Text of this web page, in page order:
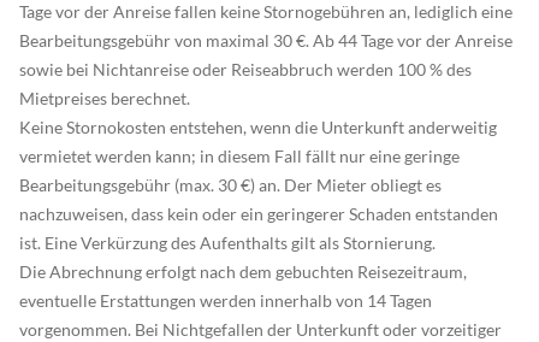
Tage vor der Anreise fallen keine Stornogebühren an, lediglich eine
Bearbeitungsgebühr von maximal 30 €. Ab 44 Tage vor der Anreise
sowie bei Nichtanreise oder Reiseabbruch werden 100 % des
Mietpreises berechnet.
Keine Stornokosten entstehen, wenn die Unterkunft anderweitig
vermietet werden kann; in diesem Fall fällt nur eine geringe
Bearbeitungsgebühr (max. 30 €) an. Der Mieter obliegt es
nachzuweisen, dass kein oder ein geringerer Schaden entstanden
ist. Eine Verkürzung des Aufenthalts gilt als Stornierung.
Die Abrechnung erfolgt nach dem gebuchten Reisezeitraum,
eventuelle Erstattungen werden innerhalb von 14 Tagen
vorgenommen. Bei Nichtgefallen der Unterkunft oder vorzeitiger